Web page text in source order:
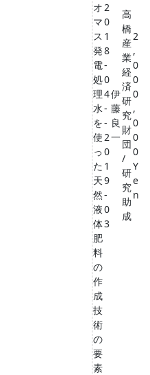
オ
マ
ス
発
電
処
理
水
を
使
っ
た
天
然
液
体
肥
料
の
作
成
技
術
の
要
素
2
0
1
8
-
0
4
-
-
2
0
1
9
-
0
3
伊
藤
良
一
高
橋
産
業
経
済
研
究
財
団
/
研
究
助
成
2
,
0
0
0
,
0
0
0
Y
e
n